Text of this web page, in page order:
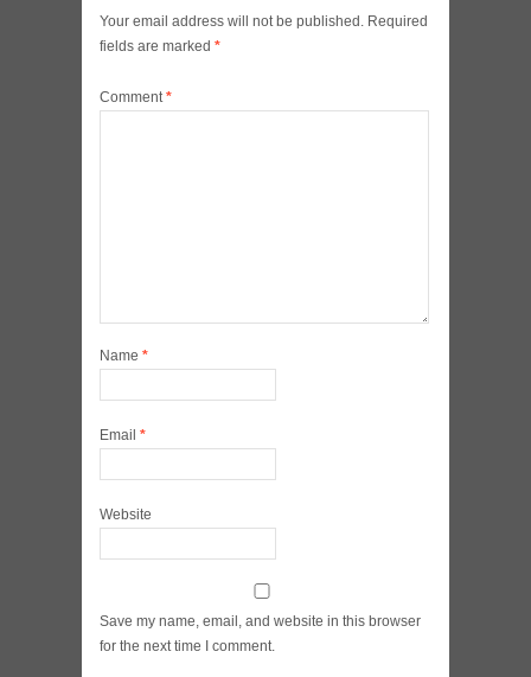
Your email address will not be published. Required
fields are marked *
Comment*
Name *
Email *
Website
Save my name, email, and website in this browser
for the next time I comment.